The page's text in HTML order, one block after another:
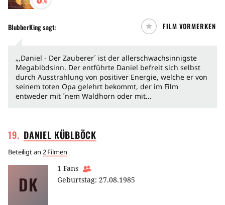
BlubberKingsagt: FILM VORMERKEN
„,Daniel - Der Zauberer´ ist der allerschwachsinnigste
Megablödsinn. Der entführte Daniel befreit sich selbst
durch Ausstrahlung von positiver Energie, welche er von
seinem toten Opa gelehrt bekommt, der im Film
entweder mit ´nem Waldhorn oder mit...
19. DANIEL KÜBLBÖCK
Beteiligt an 2 Filmen
DK
1 Fans
Geburtstag: 27.08.1985